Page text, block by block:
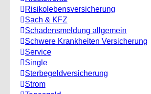
Risikolebensversicherung
Sach & KFZ
Schadensmeldung allgemein
Schwere Krankheiten Versicherung
Service
Single
Sterbegeldversicherung
Strom